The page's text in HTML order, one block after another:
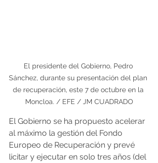
El presidente del Gobierno, Pedro
Sánchez, durante su presentación del plan
de recuperación, este 7 de octubre en la
Moncloa. / EFE / JM CUADRADO
El Gobierno se ha propuesto acelerar
al máximo la gestión del Fondo
Europeo de Recuperación y prevé
licitar y ejecutar en solo tres años (del